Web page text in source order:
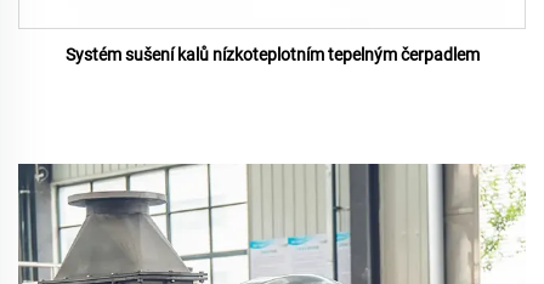
Systém sušení kalů nízkoteplotním tepelným čerpadlem